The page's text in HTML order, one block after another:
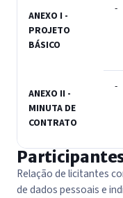
ANEXO I -
PROJETO
BÁSICO
-
ANEXO II -
MINUTA DE
CONTRATO
-
Relação de licitantes
de dados pessoais e